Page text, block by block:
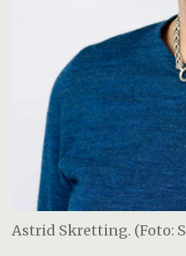
Astrid Skretting. (Foto: